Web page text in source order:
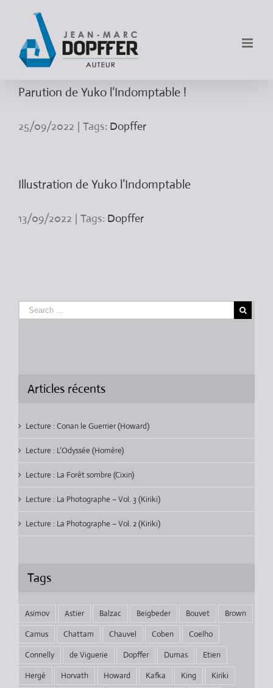
Parution de Yuko l’Indomptable !
25/09/2022 | Tags: Dopffer
Illustration de Yuko l’Indomptable
13/09/2022 | Tags: Dopffer
Articles récents
Lecture : Conan le Guerrier (Howard)
Lecture : L’Odyssée (Homère)
Lecture : La Forêt sombre (Cixin)
Lecture : La Photographe – Vol. 3 (Kiriki)
Lecture : La Photographe – Vol. 2 (Kiriki)
Tags
Asimov Astier Balzac Beigbeder Bouvet
Brown
Camus
Chattam Chauvel Coben
Coelho
Connelly
de Viguerie Dopffer Dumas
Etien
Hergé
Horvath Howard Kafka King
Kiriki